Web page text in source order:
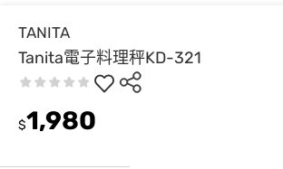
TANITA
Tanita電子料理秤KD-321
$1,980